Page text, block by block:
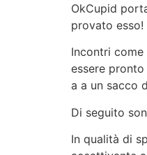
OkCupid
provato esso!
Incontri
essere
a a un sacco
Di seguito
In qualità di